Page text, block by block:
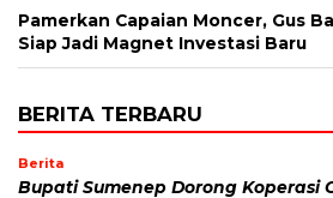
Pamerkan Capaian Moncer, Gus
Siap Jadi Magnet Investasi Baru
BERITA TERBARU
Berita
Bupati Sumenep Dorong Koperasi